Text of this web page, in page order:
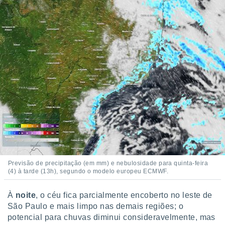
qual se
tal,
seu
ou opor-
qualquer
em “
na
o
de
num
Previsão de precipitação (em mm) e nebulosidade para quinta-feira
(4) à tarde (13h), segundo o modelo europeu ECMWF.
À noite, o céu fica parcialmente encoberto no leste de
São Paulo e mais limpo nas demais regiões; o
potencial para chuvas diminui consideravelmente, mas